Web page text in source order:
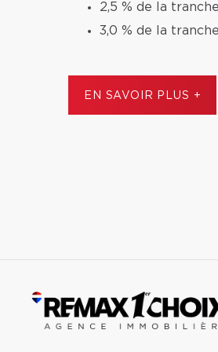
2,5 % de la
3,0 % de la
EN SAVOIR PLUS +